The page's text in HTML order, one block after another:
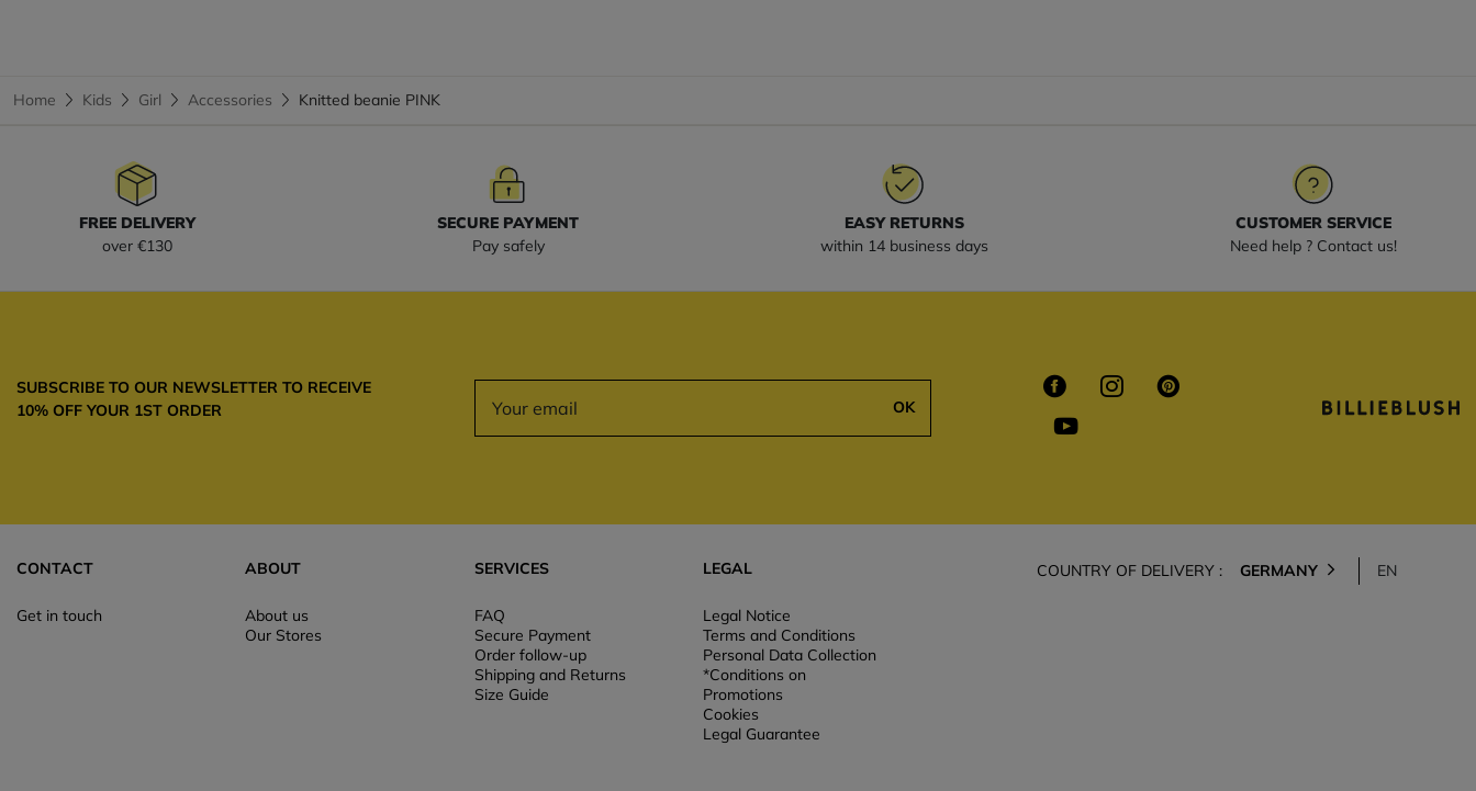
Home Kids Girl Accessories Knitted beanie PINK
FREE DELIVERY
over €130
SECURE PAYMENT
Pay safely
EASY RETURNS
within 14 business days
CUSTOMER SERVICE
Need help ? Contact us!
SUBSCRIBE TO OUR NEWSLETTER TO RECEIVE
10% OFF YOUR 1ST ORDER
OK
CONTACT
Get in touch
ABOUT
About us
Our Stores
SERVICES
FAQ
Secure Payment
Order follow-up
Shipping and Returns
Size Guide
LEGAL
Legal Notice
Terms and Conditions
Personal Data Collection
*Conditions on
Promotions
Cookies
Legal Guarantee
COUNTRY OF DELIVERY : GERMANY EN